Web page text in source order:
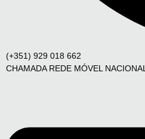
(+351) 929 018 662
CHAMADA REDE MÓVEL NACIONAL